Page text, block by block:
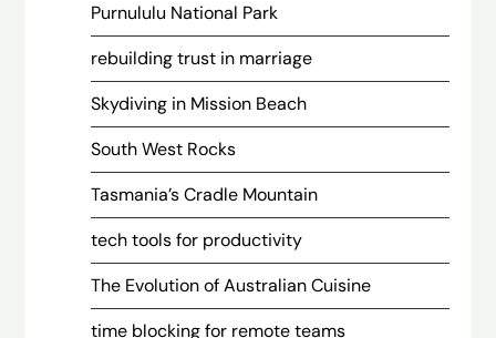
Purnululu National Park
rebuilding trust in marriage
Skydiving in Mission Beach
South West Rocks
Tasmania’s Cradle Mountain
tech tools for productivity
The Evolution of Australian Cuisine
time blocking for remote teams